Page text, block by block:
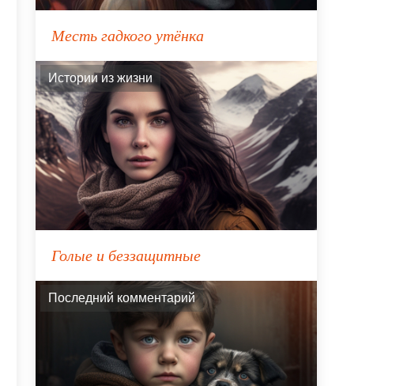
Месть гадкого утёнка
Истории из жизни
Голые и беззащитные
Последний комментарий